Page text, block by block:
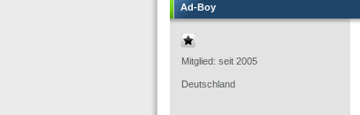
Ad-Boy
Mitglied: seit 2005
Deutschland